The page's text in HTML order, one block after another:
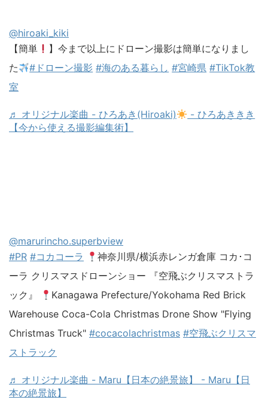
@hiroaki_kiki
【簡単
】今まで以上にドローン撮影は簡単になりまし
た
#ドローン撮影 #海のある暮らし #宮崎県 #TikTok教
室
♬ オリジナル楽曲 - ひろあき(Hiroaki)
- ひろあききき
【今から使える撮影編集術】
@marurincho.superbview
#PR #コカコーラ
神奈川県/横浜赤レンガ倉庫 コカ･コ
ーラ クリスマスドローンショー 『空飛ぶクリスマストラ
ック』
Kanagawa Prefecture/Yokohama Red Brick
Warehouse Coca-Cola Christmas Drone Show "Flying
Christmas Truck" #cocacolachristmas #空飛ぶクリスマ
ストラック
♬ オリジナル楽曲 - Maru【日本の絶景旅】 - Maru【日
本の絶景旅】